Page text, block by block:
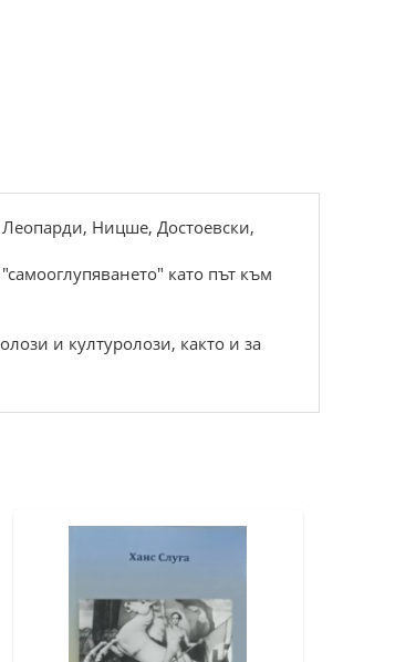
Леопарди, Ницше, Достоевски,
като път към
и културолози, както и за